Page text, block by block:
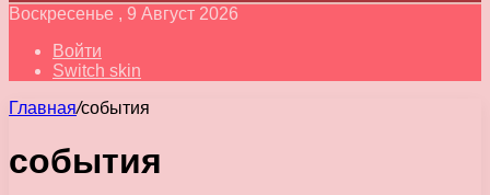
Воскресенье , 9 Август 2026
Войти
Switch skin
Главная/события
события